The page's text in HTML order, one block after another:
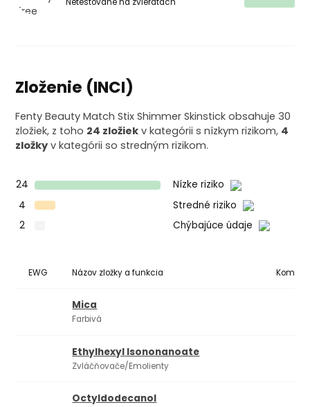
Netestované na zvieratách
Zloženie (INCI)
Fenty Beauty Match Stix Shimmer Skinstick obsahuje 30
zložiek, z toho 24 zložiek v kategórii s nízkym rizikom, 4
zložky v kategórii so stredným rizikom.
24
Nízke riziko
4
Stredné riziko
2
Chýbajúce údaje
EWG Názov zložky a funkcia
Mica
Farbivá
Ethylhexyl Isononanoate
Zvláčňovače/Emolienty
Octyldodecanol